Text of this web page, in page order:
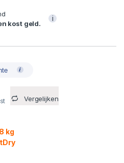
kost geld.
i
Vergelijken
kg